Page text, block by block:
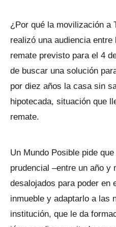
¿Por qué la movilización a
realizó una audiencia
remate previsto para el 4
de buscar una solución
por diez años la casa sin
hipotecada, situación que
remate.
Un Mundo Posible pide
prudencial –entre un año y
desalojados para poder en
inmueble y adaptarlo a las
institución, que le da